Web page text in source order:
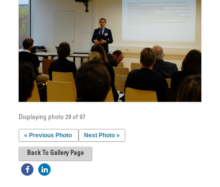
Displaying photo 29 of 97
« Previous Photo Next Photo »
Back To Gallery Page